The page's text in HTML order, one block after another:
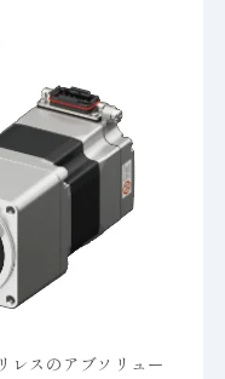
レスのアブソリュー